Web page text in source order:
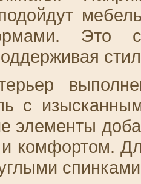
Это
с
элементы
и комфортом.